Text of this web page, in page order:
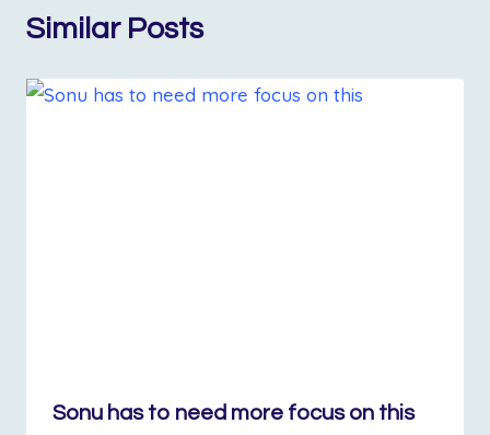
Similar Posts
Sonu has to need more focus on this